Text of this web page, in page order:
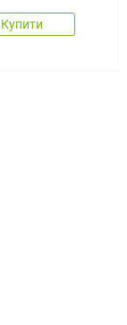
Купити